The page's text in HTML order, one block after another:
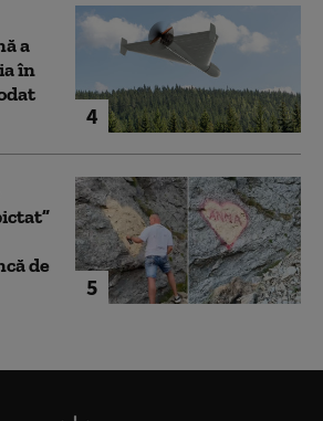
4
a
în
5
de